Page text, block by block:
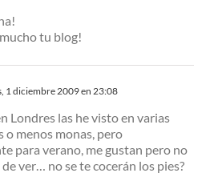
tu blog!
1 diciembre 2009 en 23:08
Londres las he visto en varias
o menos monas, pero
para verano, me gustan pero no
ver… no se te cocerán los pies?